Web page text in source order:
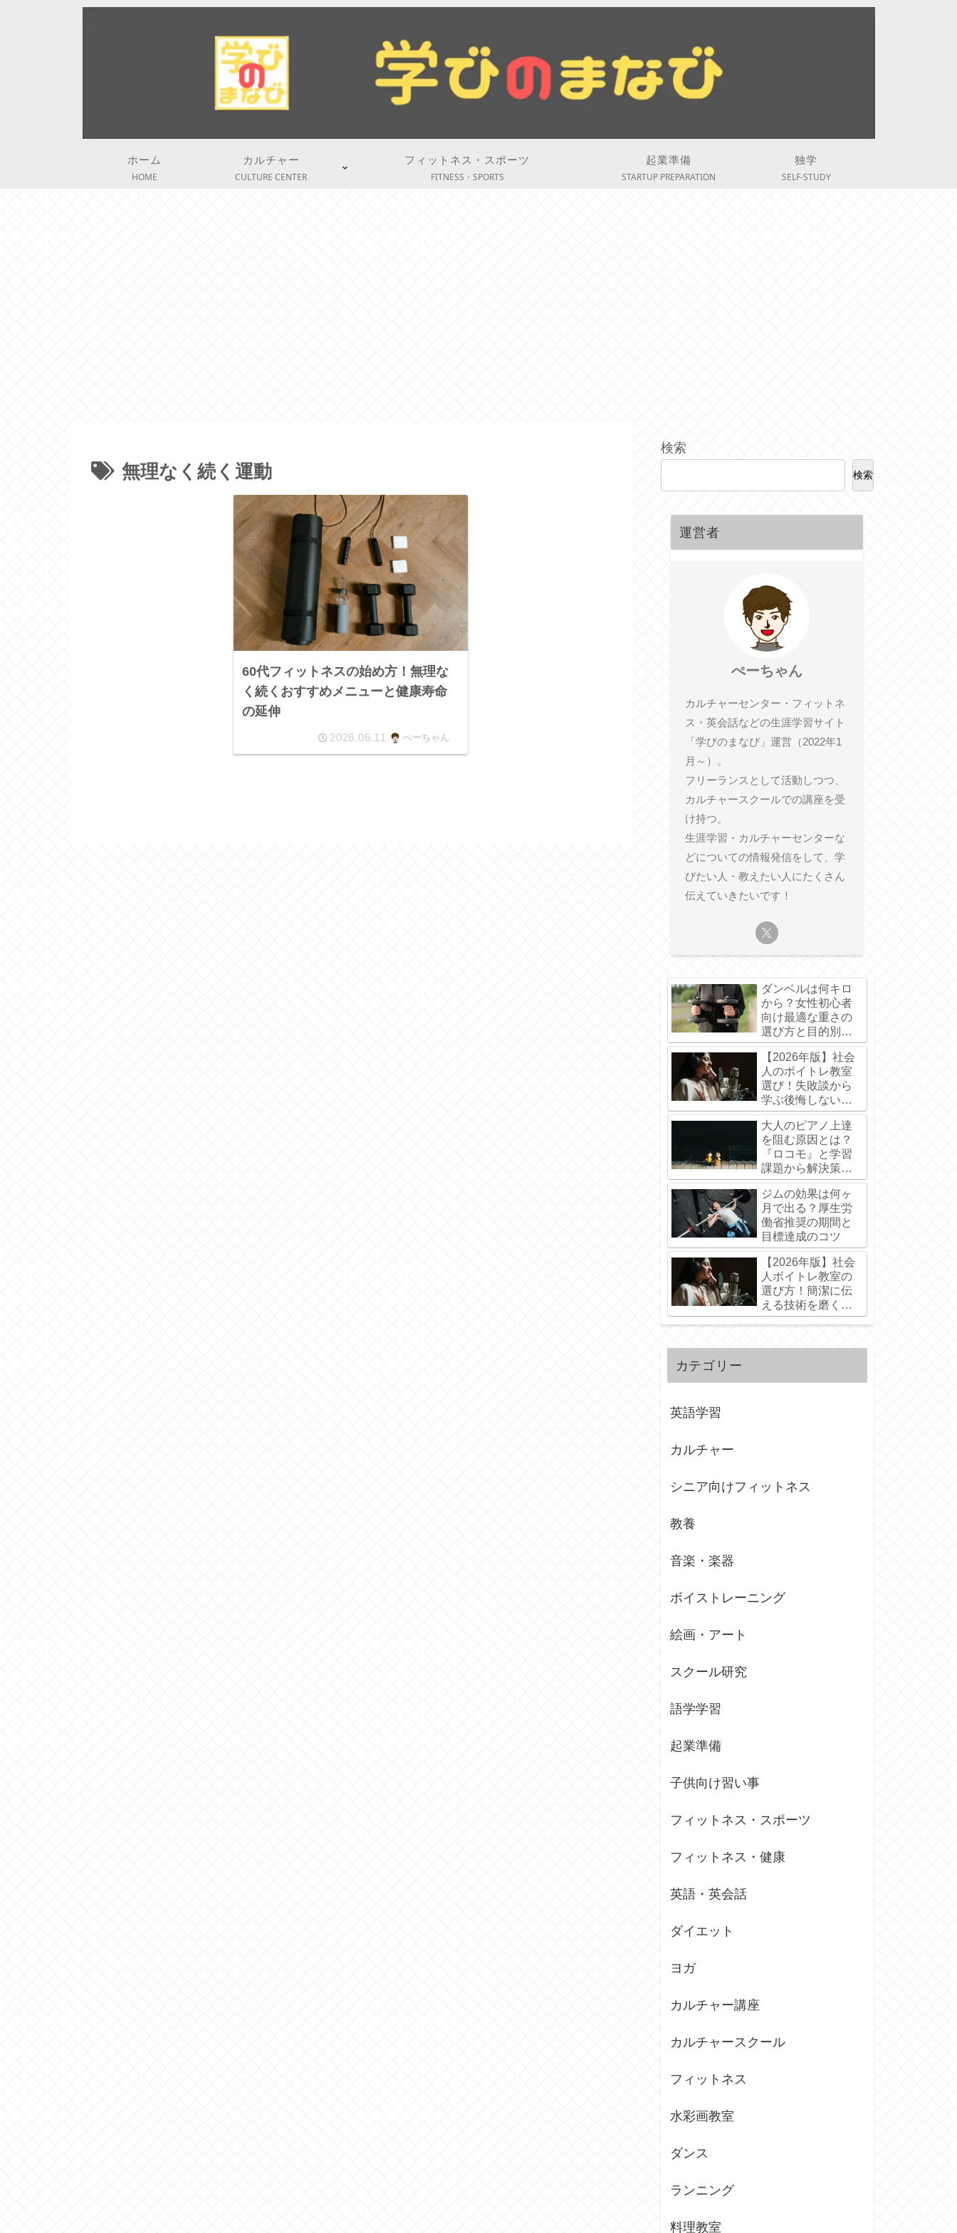
ホーム
HOME
カルチャー
CULTURE CENTER
フィットネス・スポーツ
FITNESS・SPORTS
起業準備
STARTUP PREPARATION
独学
SELF-STUDY
無理なく続く運動
60代フィットネスの始め方！無理な
く続くおすすめメニューと健康寿命
の延伸
2026.06.11 ぺーちゃん
検索
検索
運営者
ぺーちゃん
カルチャーセンター・フィットネ
ス・英会話などの生涯学習サイト
「学びのまなび」運営（2022年1
月～）。
フリーランスとして活動しつつ、
カルチャースクールでの講座を受
け持つ。
生涯学習・カルチャーセンターな
どについての情報発信をして、学
びたい人・教えたい人にたくさん
伝えていきたいです！
ダンベルは何キロ
から？女性初心者
向け最適な重さの
選び方と目的別目
安
【2026年版】社会
人のボイトレ教室
選び！失敗談から
学ぶ後悔しないポ
イント
大人のピアノ上達
を阻む原因とは？
『ロコモ』と学習
課題から解決策を
プロが解説
ジムの効果は何ヶ
月で出る？厚生労
働省推奨の期間と
目標達成のコツ
【2026年版】社会
人ボイトレ教室の
選び方！簡潔に伝
える技術を磨く通
いやすさのポイン
カテゴリー
英語学習
カルチャー
シニア向けフィットネス
教養
音楽・楽器
ボイストレーニング
絵画・アート
スクール研究
語学学習
起業準備
子供向け習い事
フィットネス・スポーツ
フィットネス・健康
英語・英会話
ダイエット
ヨガ
カルチャー講座
カルチャースクール
フィットネス
水彩画教室
ダンス
ランニング
料理教室